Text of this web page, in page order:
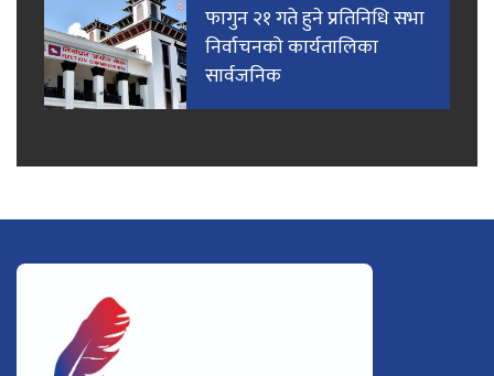
फागुन २१ गते हुने प्रतिनिधि सभा
निर्वाचनको कार्यतालिका
सार्वजनिक